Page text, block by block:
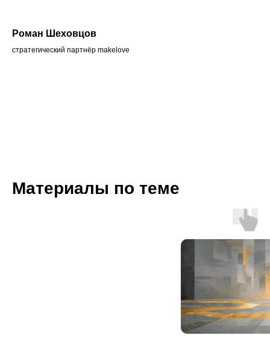
Роман Шеховцов
стратегический партнёр makelove
Материалы по теме